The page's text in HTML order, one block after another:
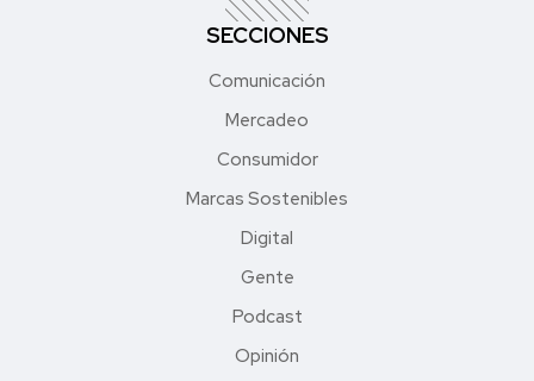
SECCIONES
Comunicación
Mercadeo
Consumidor
Marcas Sostenibles
Digital
Gente
Podcast
Opinión